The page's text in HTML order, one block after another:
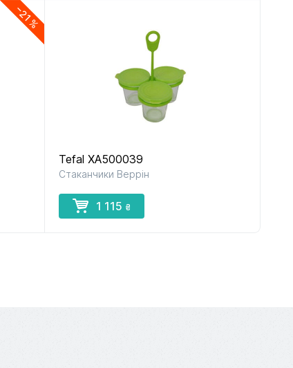
−21 %
Tefal XA500039
Стаканчики Веррін
1 115 ₴